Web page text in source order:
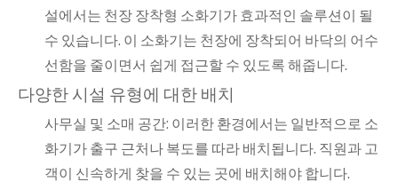
설에서는 천장 장착형 소화기가 효과적인 솔루션이 될
수 있습니다. 이 소화기는 천장에 장착되어 바닥의 어수
선함을 줄이면서 쉽게 접근할 수 있도록 해줍니다.
다양한 시설 유형에 대한 배치
사무실 및 소매 공간: 이러한 환경에서는 일반적으로 소
화기가 출구 근처나 복도를 따라 배치됩니다. 직원과 고
객이 신속하게 찾을 수 있는 곳에 배치해야 합니다.